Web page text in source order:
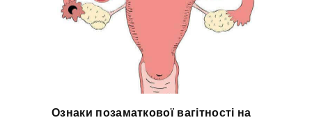
Ознаки позаматкової вагітності на